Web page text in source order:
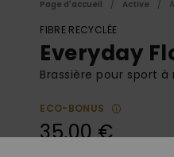
Page d'accueil Active
FIBRE RECYCLÉE
Everyday
Brassière pour sport
ECO-BONUS
35,00 €